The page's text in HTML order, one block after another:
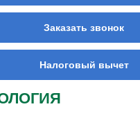
Заказать звонок
Налоговый вычет